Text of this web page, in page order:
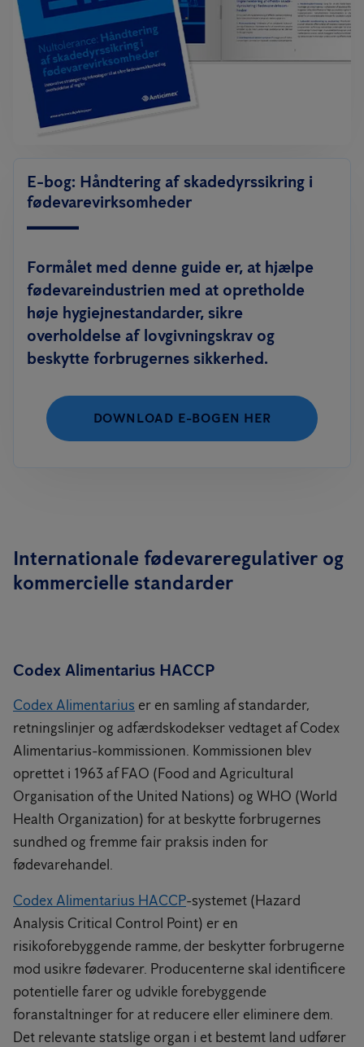
E-bog: Håndtering af skadedyrssikring i
fødevarevirksomheder
Formålet med denne guide er, at hjælpe
fødevareindustrien med at opretholde
høje hygiejnestandarder, sikre
overholdelse af lovgivningskrav og
beskytte forbrugernes sikkerhed.
DOWNLOAD E-BOGEN HER
Internationale fødevareregulativer og
kommercielle standarder
Codex Alimentarius HACCP
Codex Alimentarius er en samling af standarder,
retningslinjer og adfærdskodekser vedtaget af Codex
Alimentarius-kommissionen. Kommissionen blev
oprettet i 1963 af FAO (Food and Agricultural
Organisation of the United Nations) og WHO (World
Health Organization) for at beskytte forbrugernes
sundhed og fremme fair praksis inden for
fødevarehandel.
Codex Alimentarius HACCP-systemet (Hazard
Analysis Critical Control Point) er en
risikoforebyggende ramme, der beskytter forbrugerne
mod usikre fødevarer. Producenterne skal identificere
potentielle farer og udvikle forebyggende
foranstaltninger for at reducere eller eliminere dem.
Det relevante statslige organ i et bestemt land udfører